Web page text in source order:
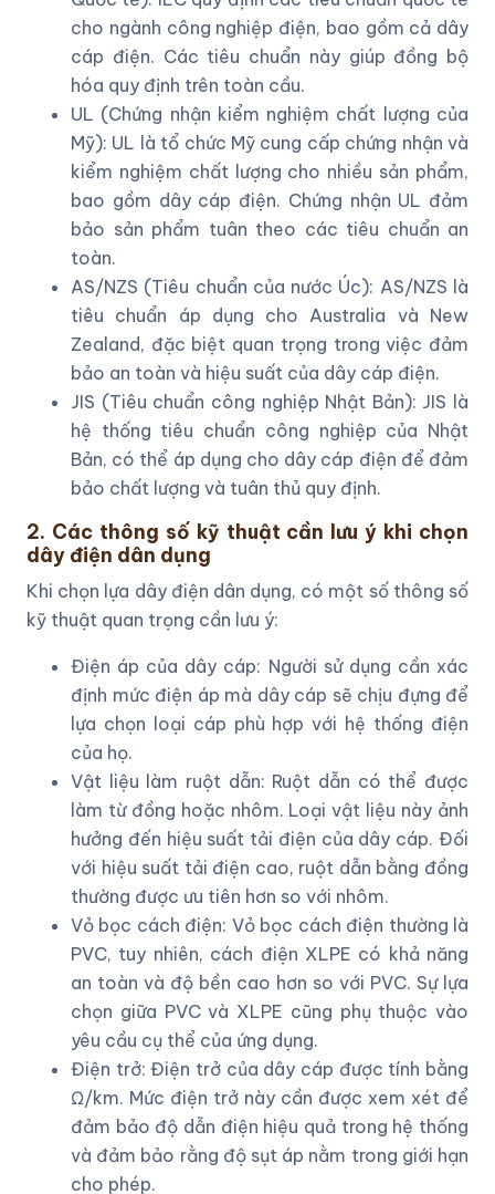
cho ngành công nghiệp điện, bao gồm cả dây
cáp điện. Các tiêu chuẩn này giúp đồng bộ
hóa quy định trên toàn cầu.
UL (Chứng nhận kiểm nghiệm chất lượng của
Mỹ): UL là tổ chức Mỹ cung cấp chứng nhận và
kiểm nghiệm chất lượng cho nhiều sản phẩm,
bao gồm dây cáp điện. Chứng nhận UL đảm
bảo sản phẩm tuân theo các tiêu chuẩn an
toàn.
AS/NZS (Tiêu chuẩn của nước Úc): AS/NZS là
tiêu chuẩn áp dụng cho Australia và New
Zealand, đặc biệt quan trọng trong việc đảm
bảo an toàn và hiệu suất của dây cáp điện.
JIS (Tiêu chuẩn công nghiệp Nhật Bản): JIS là
hệ thống tiêu chuẩn công nghiệp của Nhật
Bản, có thể áp dụng cho dây cáp điện để đảm
bảo chất lượng và tuân thủ quy định.
2. Các thông số kỹ thuật cần lưu ý khi chọn
dây điện dân dụng
Khi chọn lựa dây điện dân dụng, có một số thông số
kỹ thuật quan trọng cần lưu ý:
Điện áp của dây cáp: Người sử dụng cần xác
định mức điện áp mà dây cáp sẽ chịu đựng để
lựa chọn loại cáp phù hợp với hệ thống điện
của họ.
Vật liệu làm ruột dẫn: Ruột dẫn có thể được
làm từ đồng hoặc nhôm. Loại vật liệu này ảnh
hưởng đến hiệu suất tải điện của dây cáp. Đối
với hiệu suất tải điện cao, ruột dẫn bằng đồng
thường được ưu tiên hơn so với nhôm.
Vỏ bọc cách điện: Vỏ bọc cách điện thường là
PVC, tuy nhiên, cách điện XLPE có khả năng
an toàn và độ bền cao hơn so với PVC. Sự lựa
chọn giữa PVC và XLPE cũng phụ thuộc vào
yêu cầu cụ thể của ứng dụng.
Điện trở: Điện trở của dây cáp được tính bằng
Ω/km. Mức điện trở này cần được xem xét để
đảm bảo độ dẫn điện hiệu quả trong hệ thống
và đảm bảo rằng độ sụt áp nằm trong giới hạn
cho phép.